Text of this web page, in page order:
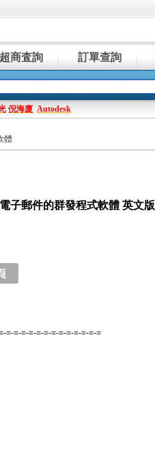
超商査詢 訂單查詢
倪海廈 Autodesk
體
子郵件的群發程式軟體 英文版
=-=-=-=-=-=-=-=-=-=-=-=-=